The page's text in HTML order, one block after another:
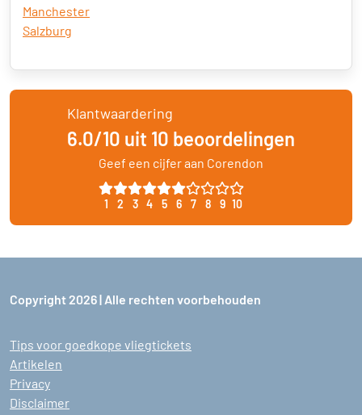
Manchester
Salzburg
Klantwaardering
6.0/10 uit 10 beoordelingen
Geef een cijfer aan Corendon
1 2 3 4 5 6 7 8 9 10
Copyright 2026 | Alle rechten voorbehouden
Tips voor goedkope vliegtickets
Artikelen
Privacy
Disclaimer